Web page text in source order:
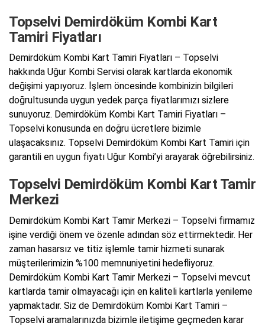
Topselvi Demirdöküm Kombi Kart
Tamiri Fiyatları
Demirdöküm Kombi Kart Tamiri Fiyatları – Topselvi
hakkında Uğur Kombi Servisi olarak kartlarda ekonomik
değişimi yapıyoruz. İşlem öncesinde kombinizin bilgileri
doğrultusunda uygun yedek parça fiyatlarımızı sizlere
sunuyoruz. Demirdöküm Kombi Kart Tamiri Fiyatları –
Topselvi konusunda en doğru ücretlere bizimle
ulaşacaksınız. Topselvi Demirdöküm Kombi Kart Tamiri için
garantili en uygun fiyatı Uğur Kombi’yi arayarak öğrebilirsiniz.
Topselvi Demirdöküm Kombi Kart Tamir
Merkezi
Demirdöküm Kombi Kart Tamir Merkezi – Topselvi firmamız
işine verdiği önem ve özenle adından söz ettirmektedir. Her
zaman hasarsız ve titiz işlemle tamir hizmeti sunarak
müşterilerimizin %100 memnuniyetini hedefliyoruz.
Demirdöküm Kombi Kart Tamir Merkezi – Topselvi mevcut
kartlarda tamir olmayacağı için en kaliteli kartlarla yenileme
yapmaktadır. Siz de Demirdöküm Kombi Kart Tamiri –
Topselvi aramalarınızda bizimle iletişime geçmeden karar